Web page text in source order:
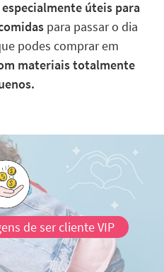
úteis para
para passar o dia
podes comprar em
materiais totalmente
de ser cliente VIP